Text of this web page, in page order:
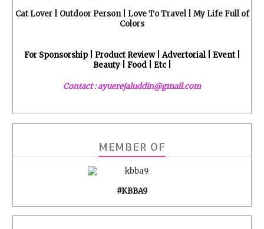
Cat Lover | Outdoor Person | Love To Travel | My Life Full of
Colors
For Sponsorship | Product Review | Advertorial | Event |
Beauty | Food | Etc |
Contact : ayuerejaluddin@gmail.com
MEMBER OF
#KBBA9